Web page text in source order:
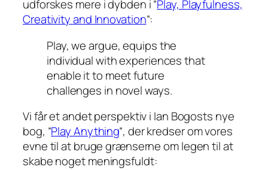
udforskes mere i dybden i “Play, Playfulness,
Creativity and Innovation“:
Play, we argue, equips the
individual with experiences that
enable it to meet future
challenges in novel ways.
Vi får et andet perspektiv i Ian Bogosts nye
bog, “Play Anything“, der kredser om vores
evne til at bruge grænserne om legen til at
skabe noget meningsfuldt: